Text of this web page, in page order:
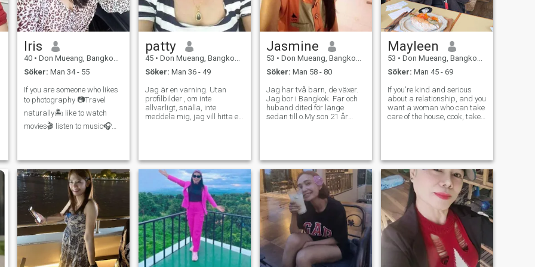
är klar. sinnet lugnt och
slappna av.
Iris
40 • Don Mueang, Bangkok, Thailand
Söker: Man 34 - 55
If you are someone who likes
to photography 📷Travel
naturally🏝️ like to watch
movies🎬 listen to music🎧
can exchange ideas and
talk. I don't look fierce👩‍❤️‍👨🌍
🌠
patty
45 • Don Mueang, Bangkok, Thailand
Söker: Man 36 - 49
Jag är en varning. Utan
profilbilder , om inte
allvarligt, snälla, inte
meddela mig, jag vill hitta en
Jasmine
53 • Don Mueang, Bangkok, Thailand
Söker: Man 58 - 80
Jag har två barn, de växer.
Jag bor i Bangkok. Far och
huband dited för länge
sedan till o.My son 21 år
kommer att vara kraftfull. Att
göra vad älskar mig och jag
kommer att göra glad lycklig
dag.Jag brukade rensa
thailändsk marmage och
jag kan hjälpa mig [kärlek
när han var tvungen att
lämna.
Mayleen
53 • Don Mueang, Bangkok, Thailand
Söker: Man 45 - 69
If you're kind and serious
about a relationship, and you
want a woman who can take
care of the house, cook, take
drawbacks: I don't drink
alcohol, I don't s